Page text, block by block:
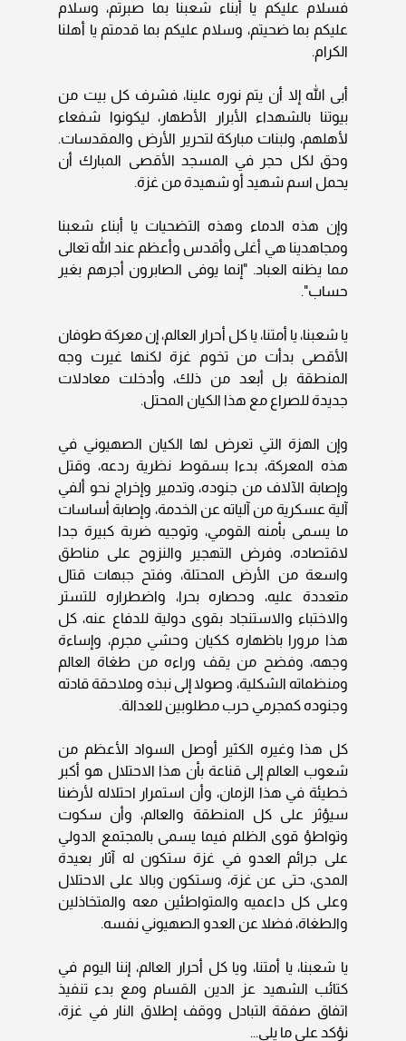
فسلام عليكم يا أبناء شعبنا بما صبرتم، وسلام
عليكم بما ضحيتم، وسلام عليكم بما قدمتم يا أهلنا
الكرام.
أبى الله إلا أن يتم نوره علينا، فشرف كل بيت من
بيوتنا بالشهداء الأبرار الأطهار، ليكونوا شفعاء
لأهلهم، ولبنات مباركة لتحرير الأرض والمقدسات.
وحق لكل حجر في المسجد الأقصى المبارك أن
يحمل اسم شهيد أو شهيدة من غزة.
وإن هذه الدماء وهذه التضحيات يا أبناء شعبنا
ومجاهدينا هي أغلى وأقدس وأعظم عند الله تعالى
مما يظنه العباد. "إنما يوفى الصابرون أجرهم بغير
حساب".
يا شعبنا، يا أمتنا، يا كل أحرار العالم، إن معركة طوفان
الأقصى بدأت من تخوم غزة لكنها غيرت وجه
المنطقة بل أبعد من ذلك، وأدخلت معادلات
جديدة للصراع مع هذا الكيان المحتل.
وإن الهزة التي تعرض لها الكيان الصهيوني في
هذه المعركة، بدءا بسقوط نظرية ردعه، وقتل
وإصابة الآلاف من جنوده، وتدمير وإخراج نحو ألفي
آلية عسكرية من آلياته عن الخدمة، وإصابة أساسات
ما يسمى بأمنه القومي، وتوجيه ضربة كبيرة جدا
لاقتصاده، وفرض التهجير والنزوح على مناطق
واسعة من الأرض المحتلة، وفتح جبهات قتال
متعددة عليه، وحصاره بحرا، واضطراره للتستر
والاختباء والاستنجاد بقوى دولية للدفاع عنه، كل
هذا مرورا باظهاره ككيان وحشي مجرم، وإساءة
وجهه، وفضح من يقف وراءه من طغاة العالم
ومنظماته الشكلية، وصولا إلى نبذه وملاحقة قادته
وجنوده كمجرمي حرب مطلوبين للعدالة.
كل هذا وغيره الكثير أوصل السواد الأعظم من
شعوب العالم إلى قناعة بأن هذا الاحتلال هو أكبر
خطيئة في هذا الزمان، وأن استمرار احتلاله لأرضنا
سيؤثر على كل المنطقة والعالم، وأن سكوت
وتواطؤ قوى الظلم فيما يسمى بالمجتمع الدولي
على جرائم العدو في غزة ستكون له آثار بعيدة
المدى، حتى عن غزة، وستكون وبالا على الاحتلال
وعلى كل داعميه والمتواطئين معه والمتخاذلين
والطغاة، فضلا عن العدو الصهيوني نفسه.
يا شعبنا، يا أمتنا، ويا كل أحرار العالم، إننا اليوم في
كتائب الشهيد عز الدين القسام ومع بدء تنفيذ
اتفاق صفقة التبادل ووقف إطلاق النار في غزة،
نؤكد على ما يلي...